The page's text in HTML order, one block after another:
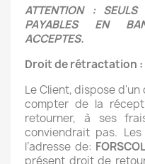
ATTENTION :
PAYABLES EN
ACCEPTES.
Droit de rétractation :
Le Client, dispose
compter de la
retourner, à ses
conviendrait pas.
l’adresse de:
présent droit de